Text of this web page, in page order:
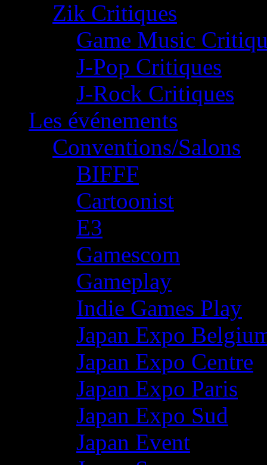
Zik Critiques
Game Music
J-Pop Critiques
J-Rock Critiques
Les événements
Conventions/Salons
BIFFF
Cartoonist
E3
Gamescom
Gameplay
Indie Games Play
Japan Expo
Japan Expo Centre
Japan Expo Paris
Japan Expo Sud
Japan Event